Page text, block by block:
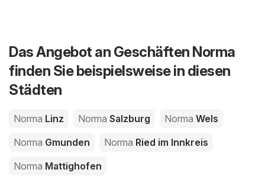
Das Angebot an Geschäften Norma
finden Sie beispielsweise in diesen
Städten
Norma Linz Norma Salzburg Norma Wels
Norma Gmunden Norma Ried im Innkreis
Norma Mattighofen